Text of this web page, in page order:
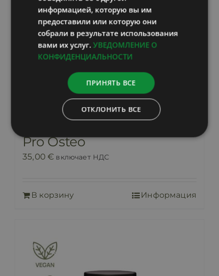
Pro Osteo
35,00€ включает НДС
В корзину Информация
информацией, которую вы им
предоставили или которую они
собрали в результате использования
вами их услуг. УВЕДОМЛЕНИЕ О
КОНФИДЕНЦИАЛЬНОСТИ
ПРИНЯТЬ ВСЕ
ОТКЛОНИТЬ ВСЕ